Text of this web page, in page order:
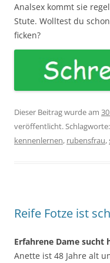
Analsex kommt sie
Stute. Wolltest du
ficken?
Dieser Beitrag wurde am
veröffentlicht. Schlagworte:
kennenlernen, rubensfrau,
Reife Fotze ist
Erfahrene Dame sucht
Anette ist 48 Jahre alt